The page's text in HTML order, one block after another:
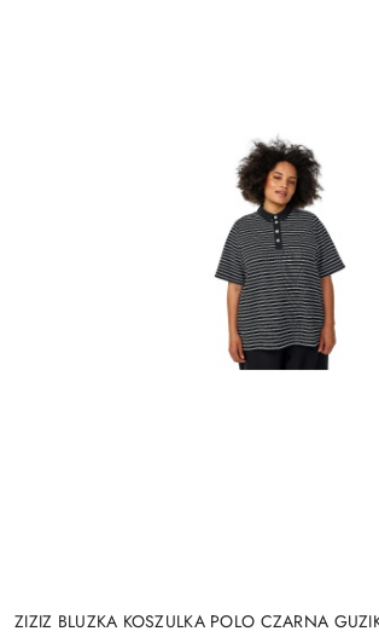
ZIZIZ BLUZKA KOSZULKA POLO CZARNA